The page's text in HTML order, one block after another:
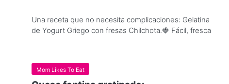
Una receta que no necesita complicaciones: Gelatina
de Yogurt Griego con fresas Chilchota.🍓 Fácil, fresca
Mom Likes To Eat